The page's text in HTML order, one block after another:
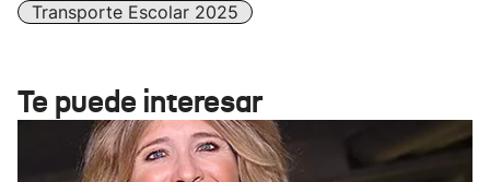
Transporte Escolar 2025
Te puede interesar